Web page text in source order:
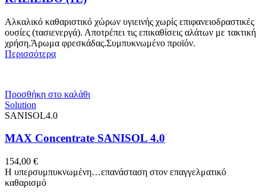
Αλκαλικό καθαριστικό χώρων υγιεινής χωρίς επιφανειοδραστικές
ουσίες (τασιενεργά). Αποτρέπει τις επικαθίσεις αλάτων με τακτική
χρήση.Άρωμα φρεσκάδας.Συμπυκνωμένο προϊόν.
Περισσότερα
Προσθήκη στο καλάθι
Solution
SANISOL4.0
MAX Concentrate SANISOL 4.0
154,00 €
Η υπερσυμπυκνωμένη…επανάσταση στον επαγγελματικό
καθαρισμό